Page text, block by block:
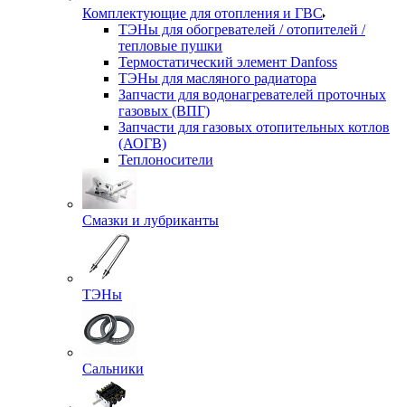
Комплектующие для отопления и ГВС
ТЭНы для обогревателей / отопителей /
тепловые пушки
Термостатический элемент Danfoss
ТЭНы для масляного радиатора
Запчасти для водонагревателей проточных
газовых (ВПГ)
Запчасти для газовых отопительных котлов
(АОГВ)
Теплоносители
Смазки и лубриканты
ТЭНы
Сальники